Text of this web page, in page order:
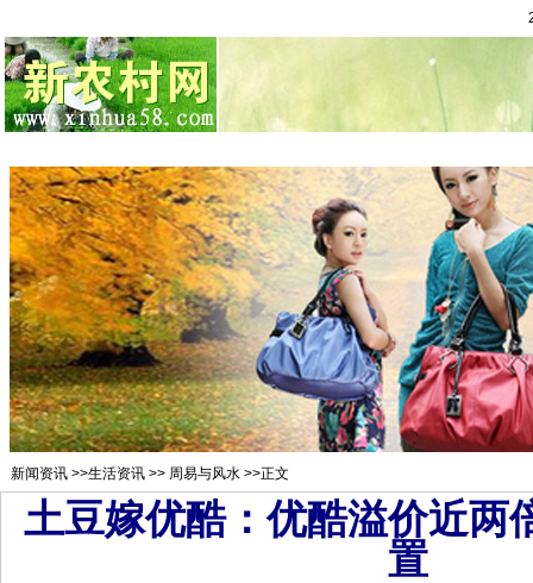
新闻资讯 >>生活资讯 >> 周易与风水 >>正文
土豆嫁优酷：优酷溢价近两
置